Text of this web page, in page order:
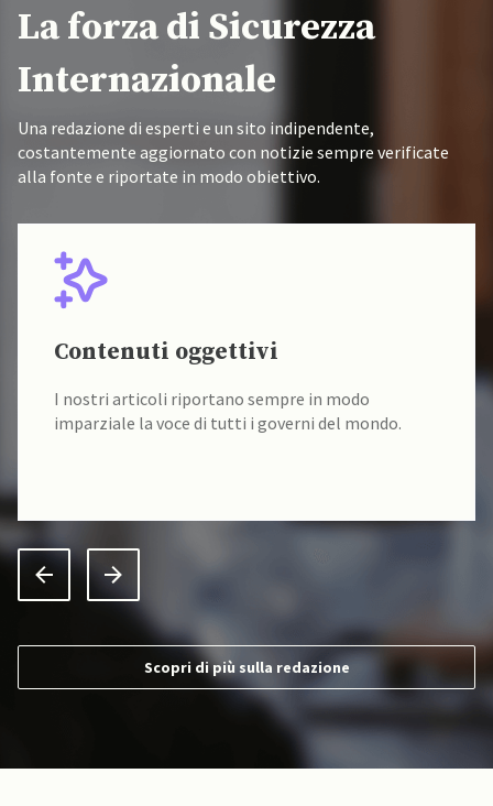
La forza di Sicurezza
Internazionale
Una redazione di esperti e un sito indipendente,
costantemente aggiornato con notizie sempre verificate
alla fonte e riportate in modo obiettivo.
Contenuti oggettivi
I nostri articoli riportano sempre in modo
imparziale la voce di tutti i governi del mondo.
Scopri di più sulla redazione